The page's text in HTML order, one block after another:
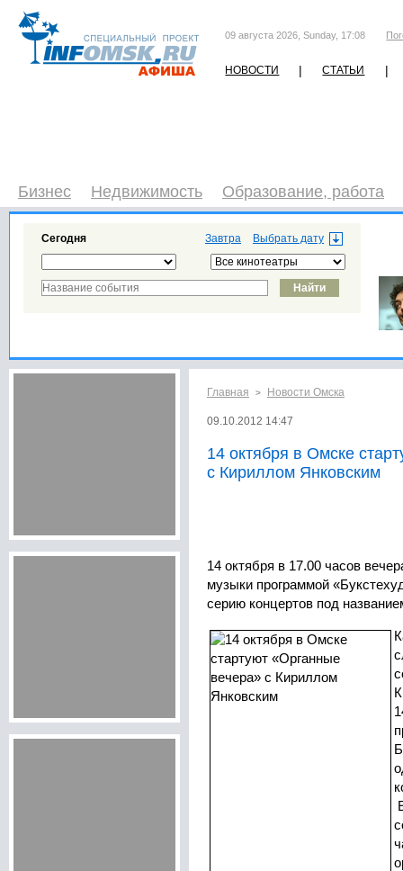
09 августа 2026, Sunday, 17:08
НОВОСТИ | СТАТЬИ |
Бизнес Недвижимость Образование, работа
Завтра
Сегодня
Главная > Новости Омска
09.10.2012 14:47
14 октября в Омске
с Кириллом Янковским
14 октября в 17.00 часов
музыки программой
серию концертов под